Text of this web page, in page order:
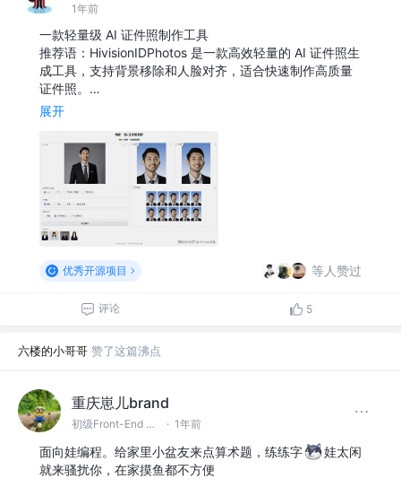
1年前
一款轻量级 AI 证件照制作工具
推荐语：HivisionIDPhotos 是一款高效轻量的 AI 证件照生
成工具，支持背景移除和人脸对齐，适合快速制作高质量
证件照。…
展开
优秀开源项目 等人赞过
评论 5
六楼的小哥哥 赞了这篇沸点
重庆崽儿brand
初级Front-End CV攻城狮 @某跨境电商 · 1年前
面向娃编程。给家里小盆友来点算术题，练练字
娃太闲
就来骚扰你，在家摸鱼都不方便